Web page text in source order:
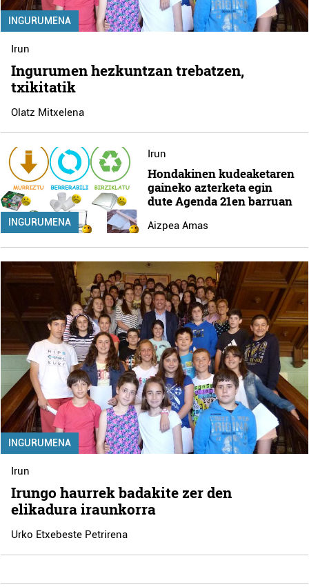
INGURUMENA
Irun
Ingurumen hezkuntzan trebatzen,
txikitatik
Olatz Mitxelena
INGURUMENA
Irun
Hondakinen kudeaketaren
gaineko azterketa egin
dute Agenda 21en barruan
Aizpea Amas
INGURUMENA
Irun
Irungo haurrek badakite zer den
elikadura iraunkorra
Urko Etxebeste Petrirena